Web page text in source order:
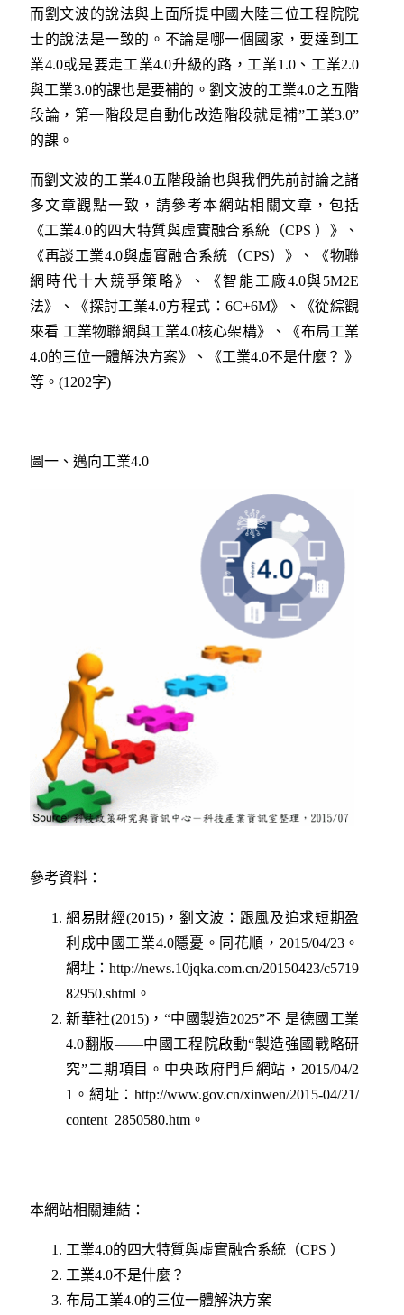
而劉文波的說法與上面所提中國大陸三位工程院院
士的說法是一致的。不論是哪一個國家，要達到工
業4.0或是要走工業4.0升級的路，工業1.0、工業2.0
與工業3.0的課也是要補的。劉文波的工業4.0之五階
段論，第一階段是自動化改造階段就是補”工業3.0”
的課。
而劉文波的工業4.0五階段論也與我們先前討論之諸
多文章觀點一致，請參考本網站相關文章，包括
《工業4.0的四大特質與虛實融合系統（CPS ） 》、
《再談工業4.0與虛實融合系統（CPS） 》、《物聯
網時代十大競爭策略》、《智能工廠4.0與5M2E
法》、《探討工業4.0方程式：6C+6M》、《從綜觀
來看 工業物聯網與工業4.0核心架構》、《布局工業
4.0的三位一體解決方案》、《工業4.0不是什麼？ 》
等。(1202字)
圖一、邁向工業4.0
參考資料：
網易財經(2015)， 劉文波：跟風及追求短期盈
利成中國工業4.0隱憂。同花順，2015/04/23。
網址：http://news.10jqka.com.cn/20150423/c5719
82950.shtml 。
新華社(2015)， “中國製造2025”不 是德國工業
4.0翻版——中國工程院啟動“製造強國戰略研
究”二期項目。中央政府門戶網站，2015/04/2
1。網址：http://www.gov.cn/xinwen/2015-04/21/
content_2850580.htm 。
本網站相關連結 ：
工業4.0的四大特質與虛實融合系統（CPS ）
工業4.0不是什麼？
布局工業4.0的三位一體解決方案